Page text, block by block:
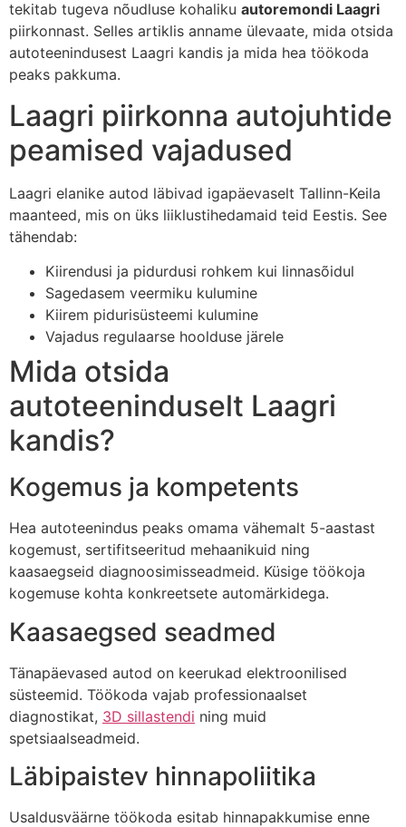
tekitab tugeva nõudluse kohaliku autoremondi Laagri
piirkonnast. Selles artiklis anname ülevaate, mida otsida
autoteenindusest Laagri kandis ja mida hea töökoda
peaks pakkuma.
Laagri piirkonna autojuhtide
peamised vajadused
Laagri elanike autod läbivad igapäevaselt Tallinn-Keila
maanteed, mis on üks liiklustihedamaid teid Eestis. See
tähendab:
Kiirendusi ja pidurdusi rohkem kui linnasõidul
Sagedasem veermiku kulumine
Kiirem pidurisüsteemi kulumine
Vajadus regulaarse hoolduse järele
Mida otsida
autoteeninduselt Laagri
kandis?
Kogemus ja kompetents
Hea autoteenindus peaks omama vähemalt 5-aastast
kogemust, sertifitseeritud mehaanikuid ning
kaasaegseid diagnoosimisseadmeid. Küsige töökoja
kogemuse kohta konkreetsete automärkidega.
Kaasaegsed seadmed
Tänapäevased autod on keerukad elektroonilised
süsteemid. Töökoda vajab professionaalset
diagnostikat, 3D sillastendi ning muid
spetsiaalseadmeid.
Läbipaistev hinnapoliitika
Usaldusväärne töökoda esitab hinnapakkumise enne